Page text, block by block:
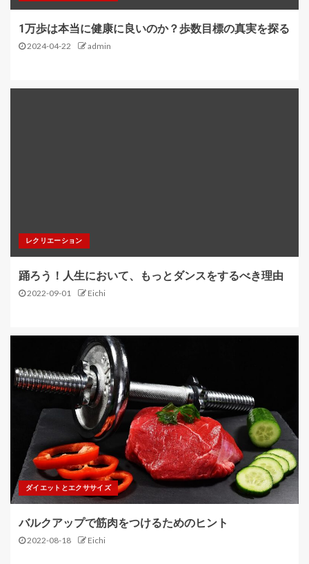
1万歩は本当に健康に良いのか？歩数目標の真実を探る
2024-04-22 admin
レクリエーション
踊ろう！人生において、もっとダンスをするべき理由
2022-09-01 Eichi
ダイエットとエクササイズ
バルクアップで筋肉をつけるためのヒント
2022-08-18 Eichi